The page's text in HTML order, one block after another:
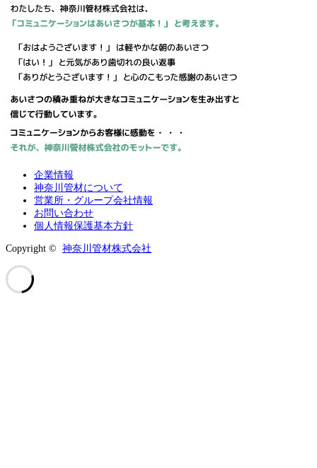
企業情報
神奈川管材について
営業所・グループ会社情報
お問い合わせ
個人情報保護基本方針
Copyright © 神奈川管材株式会社